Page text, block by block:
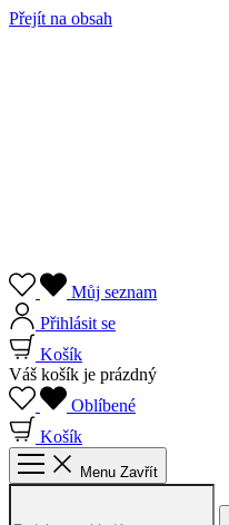
Přejít na obsah
Můj seznam
Přihlásit se
Košík
Váš košík je prázdný
Oblíbené
Košík
Menu Zavřít